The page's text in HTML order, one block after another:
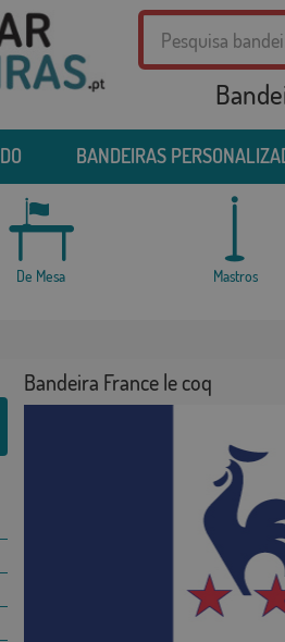
BANDEIRAS
De Mesa Mastros
Bandeira France le coq